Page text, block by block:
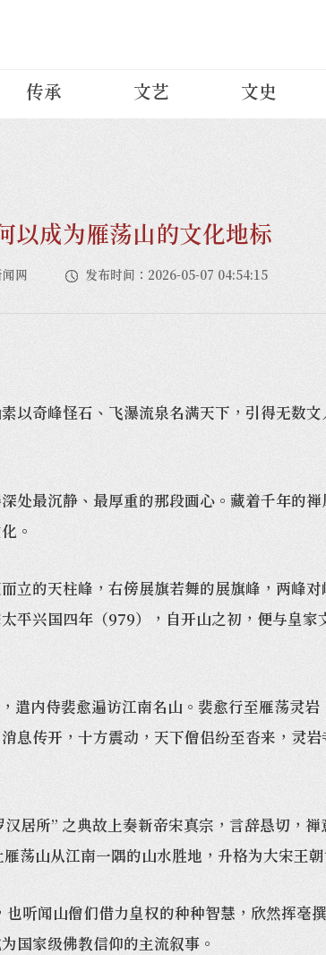
传承 文艺 文史
以成为雁荡山的文化地标
网 发布时间：2026-05-07 04:54:15
奇峰怪石、飞瀑流泉名满天下，引得无数文
最沉静、最厚重的那段画心。藏着千年的禅
。
的天柱峰，右傍展旗若舞的展旗峰，两峰对
平兴国四年（979），自开山之初，便与皇家
内侍裴愈遍访江南名山。裴愈行至雁荡灵岩
息传开，十方震动，天下僧侣纷至沓来，灵
所” 之典故上奏新帝宋真宗，言辞恳切，禅
荡山从江南一隅的山水胜地，升格为大宋王
闻山僧们借力皇权的种种智慧，欣然挥毫
国家级佛教信仰的主流叙事。